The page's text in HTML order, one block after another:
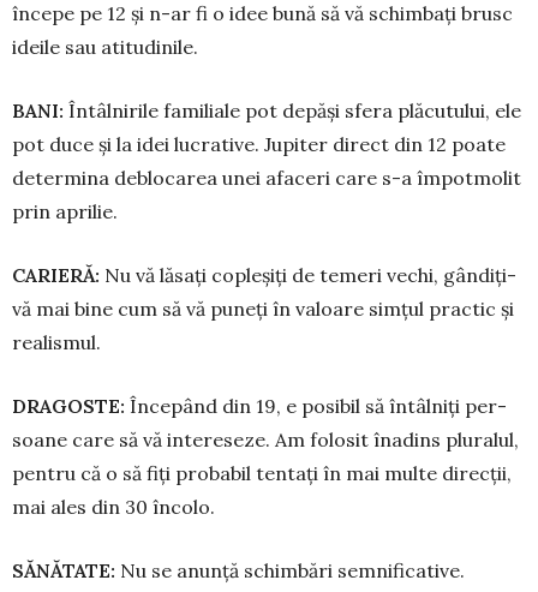
începe pe 12 și n-ar fi o idee bună să vă schimbați brusc
ideile sau atitudinile.
BANI: Întâlnirile familiale pot depăși sfera plăcutului, ele
pot duce și la idei lucrative. Jupiter direct din 12 poate
determina deblo­carea unei afaceri care s-a împotmolit
prin aprilie.
CARIERĂ: Nu vă lăsați copleșiți de temeri vechi, gân­diți-
vă mai bine cum să vă puneți în valoare simțul practic și
realismul.
DRAGOSTE: Începând din 19, e posibil să întâlniți per­
soane care să vă intereseze. Am folosit înadins pluralul,
pentru că o să fiți probabil tentați în mai multe direc­ții,
mai ales din 30 încolo.
SĂNĂTATE: Nu se anunță schim­bări semni­ficative.